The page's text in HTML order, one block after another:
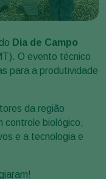
Dia de Campo
O evento técnico
para a produtividade
da região
controle biológico,
e a tecnologia e